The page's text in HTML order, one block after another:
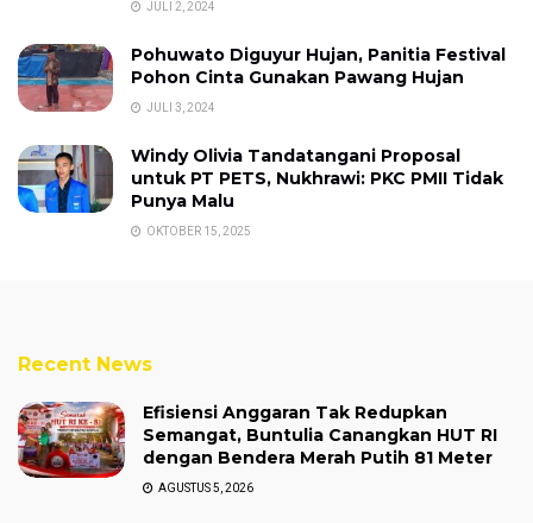
JULI 2, 2024
Pohuwato Diguyur Hujan, Panitia Festival
Pohon Cinta Gunakan Pawang Hujan
JULI 3, 2024
Windy Olivia Tandatangani Proposal
untuk PT PETS, Nukhrawi: PKC PMII Tidak
Punya Malu
OKTOBER 15, 2025
Recent News
Efisiensi Anggaran Tak Redupkan
Semangat, Buntulia Canangkan HUT RI
dengan Bendera Merah Putih 81 Meter
AGUSTUS 5, 2026